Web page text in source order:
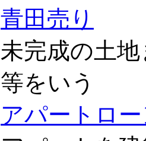
青田売り
未完成の土
等をいう
アパートロ